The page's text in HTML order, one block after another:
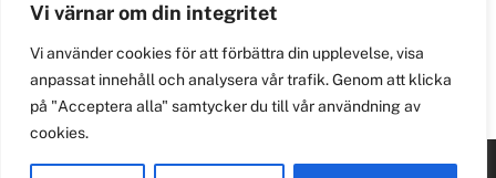
Vi värnar om din integritet
Vi använder cookies för att förbättra din upplevelse, visa
anpassat innehåll och analysera vår trafik. Genom att klicka
på "Acceptera alla" samtycker du till vår användning av
cookies.